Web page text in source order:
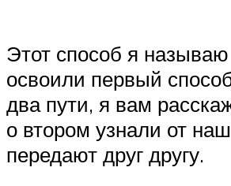
Этот способ я
освоили первый
два пути, я вам
о втором узнали от
передают друг другу.